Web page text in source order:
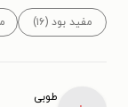
مفید بود (۱۶)
طوبی